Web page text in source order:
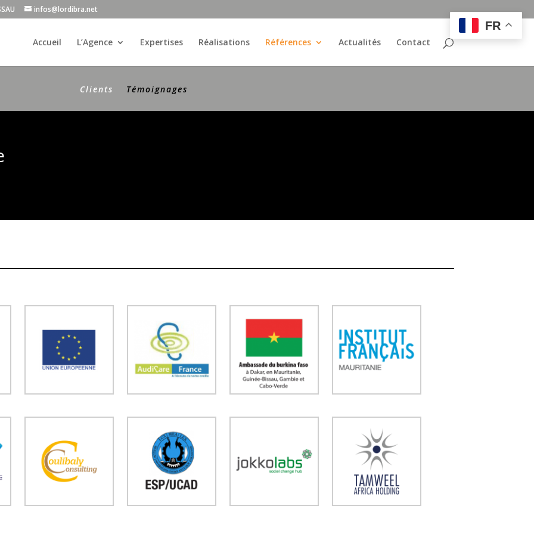
infos@lordibra.net
Accueil L’Agence Expertises Réalisations Références Actualités Contact
Clients Témoignages
FR